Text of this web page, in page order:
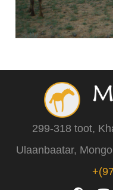
3月 12,
299-318 toot,
Ulaanbaatar,